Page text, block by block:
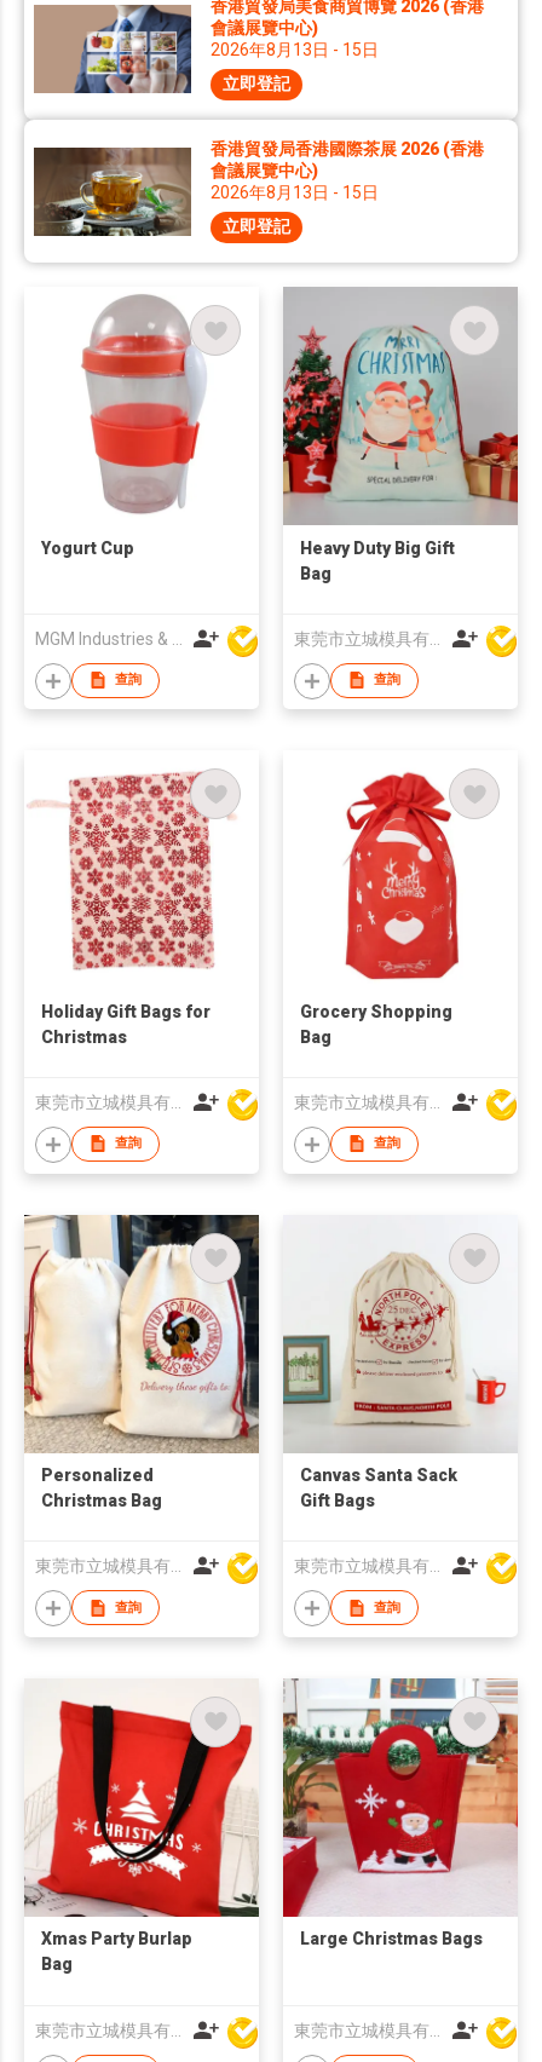
香港貿發局美食商貿博覽 2026 (香港
會議展覽中心)
2026年8月13日 - 15日
立即登記
香港貿發局香港國際茶展 2026 (香港
會議展覽中心)
2026年8月13日 - 15日
立即登記
Yogurt Cup
查詢
Heavy Duty Big Gift
Bag
查詢
Holiday Gift Bags for
Christmas
查詢
Grocery Shopping
Bag
查詢
Personalized
Christmas Bag
東莞市立城模具有限公司
查詢
Canvas Santa Sack
Gift Bags
東莞市立城模具有限公司
查詢
Xmas Party Burlap
Bag
Large Christmas Bags